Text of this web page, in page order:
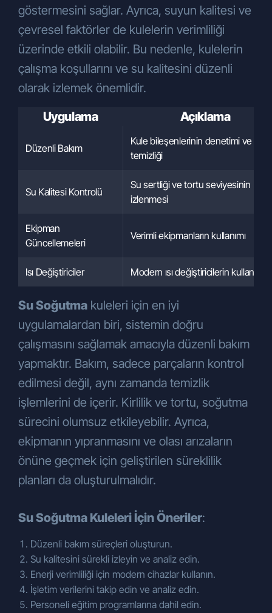
göstermesini sağlar. Ayrıca, suyun kalitesi ve
çevresel faktörler de kulelerin verimliliği
üzerinde etkili olabilir. Bu nedenle, kulelerin
çalışma koşullarını ve su kalitesini düzenli
olarak izlemek önemlidir.
Uygulama
Açıklama
Düzenli Bakım
Kule bileşenlerinin denetimi ve
temizliği
Su Kalitesi Kontrolü
Su sertliği ve tortu seviyesinin
izlenmesi
Ekipman
Güncellemeleri
Verimli ekipmanların kullanımı
Isı Değiştiriciler Modern ısı değiştiricilerin
Su Soğutma kuleleri için en iyi
uygulamalardan biri, sistemin doğru
çalışmasını sağlamak amacıyla düzenli bakım
yapmaktır. Bakım, sadece parçaların kontrol
edilmesi değil, aynı zamanda temizlik
işlemlerini de içerir. Kirlilik ve tortu, soğutma
sürecini olumsuz etkileyebilir. Ayrıca,
ekipmanın yıpranmasını ve olası arızaların
önüne geçmek için geliştirilen süreklilik
planları da oluşturulmalıdır.
Su Soğutma Kuleleri İçin Öneriler:
Düzenli bakım süreçleri oluşturun.
Su kalitesini sürekli izleyin ve analiz edin.
Enerji verimliliği için modern cihazlar kullanın.
İşletim verilerini takip edin ve analiz edin.
Personeli eğitim programlarına dahil edin.